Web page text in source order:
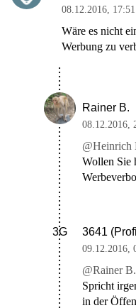
08.12.2016,
Wäre es nicht
Werbung zu
Rainer B.
08.12.2016
@Heinrich
Wollen Sie
3G 3641
09.12.2016
@Rainer
Spricht
in der